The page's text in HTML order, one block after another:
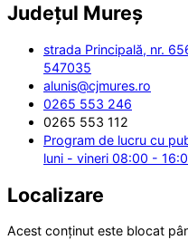
Județul Mureș
strada Principală, nr.
547035
alunis@cjmures.ro
0265 553 246
0265 553 112
Program de lucru cu
luni - vineri 08:00 -
Localizare
Acest conținut este blocat